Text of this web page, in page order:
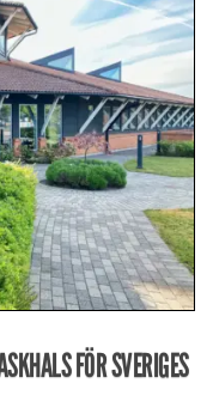
FÖR SVERIGES